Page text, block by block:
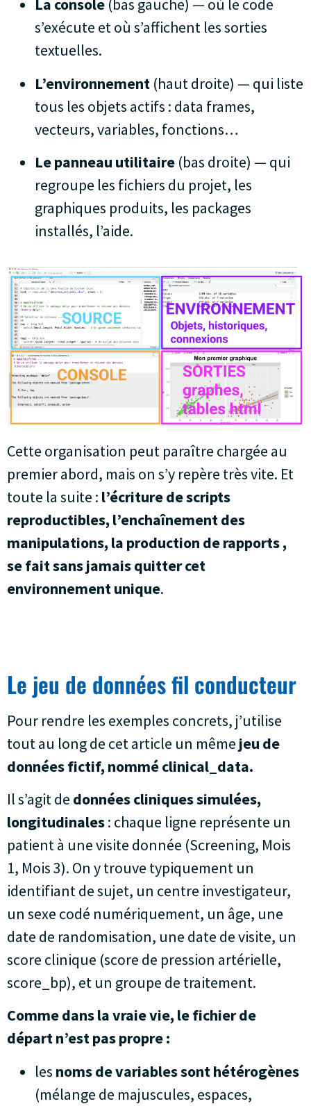
La console (bas gauche) — où le code
s’exécute et où s’affichent les sorties
textuelles.
L’environnement (haut droite) — qui liste
tous les objets actifs : data frames,
vecteurs, variables, fonctions…
Le panneau utilitaire (bas droite) — qui
regroupe les fichiers du projet, les
graphiques produits, les packages
installés, l’aide.
Cette organisation peut paraître chargée au
premier abord, mais on s’y repère très vite. Et
toute la suite : l’écriture de scripts
reproductibles, l’enchaînement des
manipulations, la production de rapports ,
se fait sans jamais quitter cet
environnement unique.
Le jeu de données fil conducteur
Pour rendre les exemples concrets, j’utilise
tout au long de cet article un même jeu de
données fictif, nommé clinical_data.
Il s’agit de données cliniques simulées,
longitudinales: chaque ligne représente un
patient à une visite donnée (Screening, Mois
1, Mois 3). On y trouve typiquement un
identifiant de sujet, un centre investigateur,
un sexe codé numériquement, un âge, une
date de randomisation, une date de visite, un
score clinique (score de pression artérielle,
score_bp), et un groupe de traitement.
Comme dans la vraie vie, le fichier de
départ n’est pas propre :
les noms de variables sont hétérogènes
(mélange de majuscules, espaces,